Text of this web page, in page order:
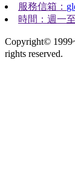
服務信箱：
時間：週一
Copyright©
rights reserved.